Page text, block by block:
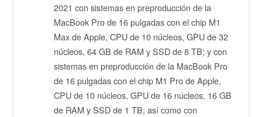
2021 con sistemas en preproducción de la
MacBook Pro de 16 pulgadas con el chip M1
Max de Apple, CPU de 10 núcleos, GPU de 32
núcleos, 64 GB de RAM y SSD de 8 TB; y con
sistemas en preproducción de la MacBook Pro
de 16 pulgadas con el chip M1 Pro de Apple,
CPU de 10 núcleos, GPU de 16 núcleos, 16 GB
de RAM y SSD de 1 TB; así como con